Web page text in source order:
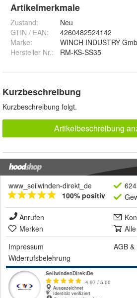
Artikelmerkmale
Zustand:
Neu
GTIN / EAN:
4260482524142
Marke:
WINCH INDUSTRY
Hersteller Nr.:
RM-KS-SS35
Kurzbeschreibung
Kurzbeschreibung folgt.
Artikelbeschreibung
www_seilwinden-direkt_de
100% positiv
Anrufen
Merken
Impressum
AGB &
Widerrufsbelehrung